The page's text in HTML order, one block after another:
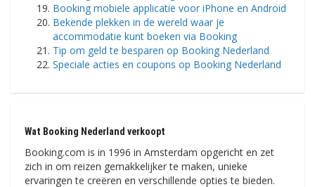
Booking mobiele applicatie voor iPhone en Android
Bekende plekken in de wereld waar je
accommodatie kunt boeken via Booking
Tip om geld te besparen op Booking Nederland
Speciale acties en coupons op Booking Nederland
Wat Booking Nederland verkoopt
Booking.com is in 1996 in Amsterdam opgericht en zet
zich in om reizen gemakkelijker te maken, unieke
ervaringen te creëren en verschillende opties te bieden.